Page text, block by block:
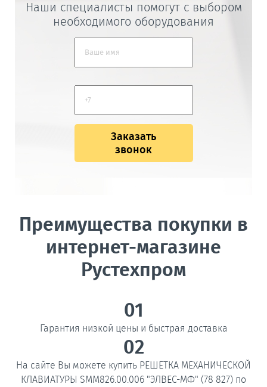
Наши специалисты помогут с выбором
необходимого оборудования
Заказать
звонок
Преимущества покупки в
интернет-магазине
Рустехпром
01
Гарантия низкой цены и быстрая доставка
02
На сайте Вы можете купить РЕШЕТКА МЕХАНИЧЕСКОЙ
КЛАВИАТУРЫ SMM826.00.006 "ЭЛВЕС-МФ" (78 827) по